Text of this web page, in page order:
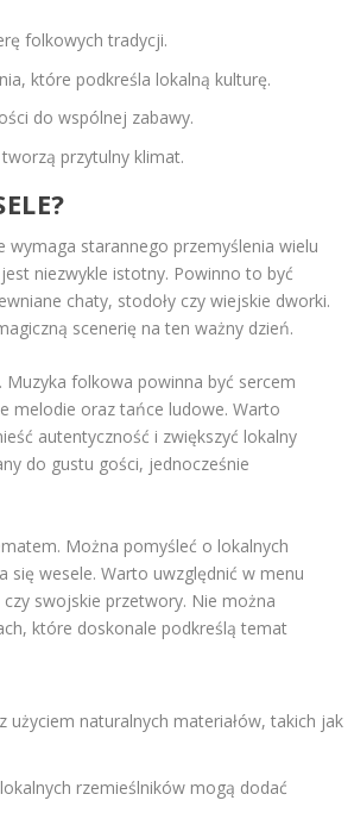
folkowych tradycji.
które podkreśla lokalną kulturę.
do wspólnej zabawy.
przytulny klimat.
starannego przemyślenia wielu
jest niezwykle istotny. Powinno to być
chaty, stodoły czy wiejskie dworki.
scenerię na ten ważny dzień.
. Muzyka folkowa powinna być sercem
melodie oraz tańce ludowe. Warto
autentyczność i zwiększyć lokalny
do gustu gości, jednocześnie
Można pomyśleć o lokalnych
wesele. Warto uwzględnić w menu
swojskie przetwory. Nie można
które doskonale podkreślą temat
naturalnych materiałów, takich jak
rzemieślników mogą dodać